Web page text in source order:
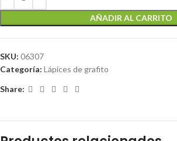
AÑADIR AL CARRITO
SKU: 06307
Categoría: Lápices de grafito
Share: